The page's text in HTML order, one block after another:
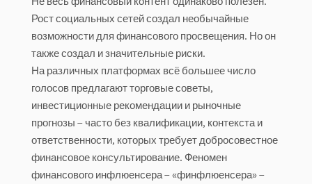
Рост социальных сетей создал необычайные
возможности для финансового просвещения. Но он
также создал и значительные риски.
На различных платформах всё большее число
голосов предлагают торговые советы,
инвестиционные рекомендации и рыночные
прогнозы – часто без квалификации, контекста и
ответственности, которых требует добросовестное
финансовое консультирование. Феномен
финансового инфлюенсера – «финфлюенсера» –